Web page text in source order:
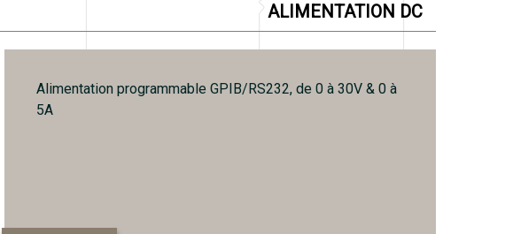
ALIMENTATION DC
Alimentation programmable GPIB/RS232, de 0 à 30V & 0 à
5A